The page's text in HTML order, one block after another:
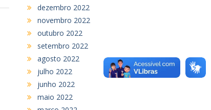
dezembro 2022
novembro 2022
outubro 2022
setembro 2022
agosto 2022
julho 2022
junho 2022
maio 2022